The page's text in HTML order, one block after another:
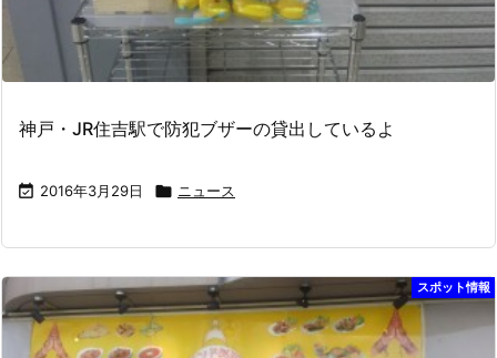
神戸・JR住吉駅で防犯ブザーの貸出しているよ
 2016年3月29日  ニュース
スポット情報